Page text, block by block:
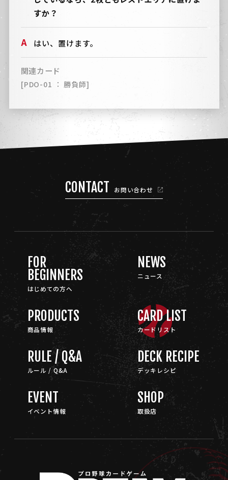
すか？
はい、置けます。
関連カード
[PDO-01 ： 勝負師]
CONTACT お問い合わせ
FOR
BEGINNERS
はじめての方へ
NEWS
ニュース
PRODUCTS
商品情報
CARD LIST
カードリスト
RULE / Q&A
ルール / Q&A
DECK RECIPE
デッキレシピ
EVENT
イベント情報
SHOP
取扱店